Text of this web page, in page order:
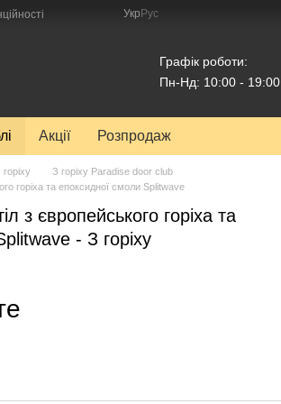
Укр Рус
Графік роботи:
Пн-Нд: 10:00 - 19:00
Акції Розпродаж
горіху
З горіху Paradise door club
горіха та епоксидної смоли Splitwave
з європейського горіха та
- З горіху